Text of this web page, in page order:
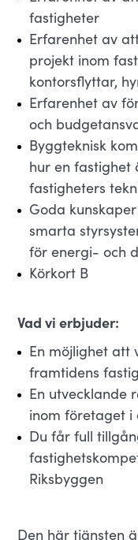
fastigheter
Erfarenhet av
projekt inom
kontorsflyttar,
Erfarenhet av
och
Byggteknisk
hur en
fastigheters
Goda
smarta
för energi- och
Körkort B
Vad vi erbjuder:
En möjlighet att
framtidens
En utvecklande
inom företaget
Du får full
Riksbyggen
Den här tjänsten